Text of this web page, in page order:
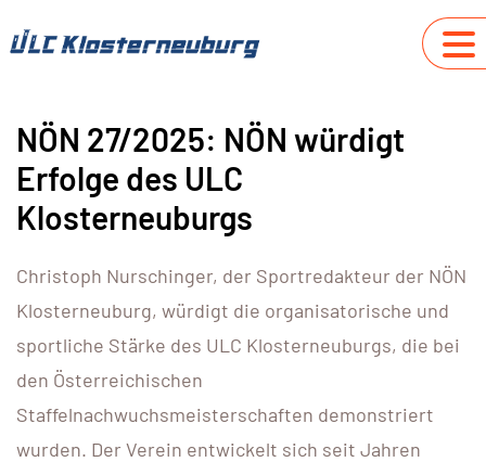
NÖN 27/2025: NÖN würdigt
Erfolge des ULC
Klosterneuburgs
Christoph Nurschinger, der Sportredakteur der NÖN
Klosterneuburg, würdigt die organisatorische und
sportliche Stärke des ULC Klosterneuburgs, die bei
den Österreichischen
Staffelnachwuchsmeisterschaften demonstriert
wurden. Der Verein entwickelt sich seit Jahren